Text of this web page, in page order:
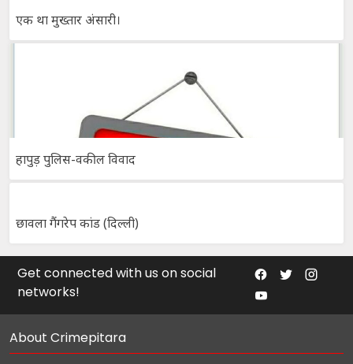
एक था मुख्तार अंसारी।
हापुड़ पुलिस-वकील विवाद
छावला गैंगरेप कांड (दिल्ली)
Get connected with us on social
networks!
About Crimepitara